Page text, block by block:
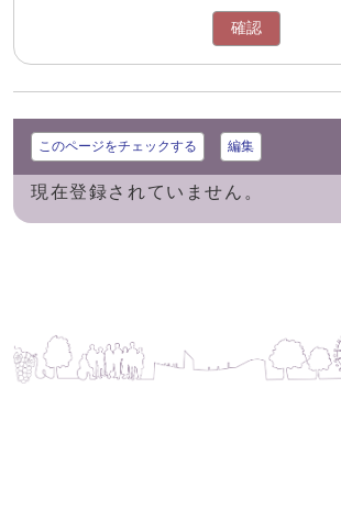
確認
このページをチェックする 編集
現在登録されていません。